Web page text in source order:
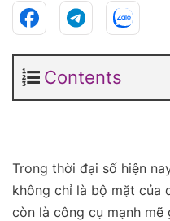
Contents
Trong thời đại số hiện
không chỉ là bộ mặt của
còn là công cụ mạnh